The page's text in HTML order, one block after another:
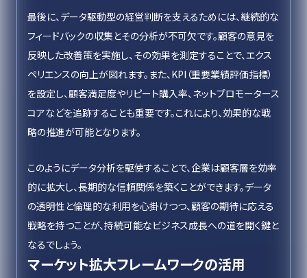
最後に、データ駆動型の経営判断を支えるためには、継続的な
フィードバックの収集とその分析が不可欠です。顧客の意見を
反映した改善策を実施し、その効果を測定することで、エクス
ペリエンスの向上が図れます。また、KPI（重要業績評価指標）
を設定し、顧客満足度やリピート購入率、ネットプロモータース
コアなどを追跡することも重要です。これにより、効果的な戦
略の推進が可能となります。
このようにデータ分析を駆使することで、企業は顧客層を効率
的に拡大し、長期的な信頼関係を築くことができます。データ
の透明性と倫理的な利用を心掛けつつ、顧客の期待に応える
戦略を持つことが、持続可能なビジネス成長への道を開く鍵と
なるでしょう。
マーケット拡大フレームワークの活用